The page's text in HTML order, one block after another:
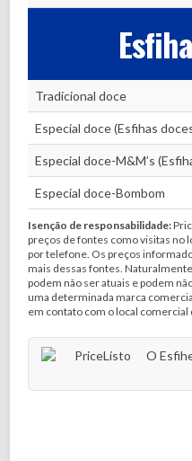
Tradicional doce
Especial doce (Esfihas
Especial doce-M&M’s
Especial doce-Bombom
Isenção de responsabilidade:
preços de fontes como visitas no
por telefone. Os preços
mais dessas fontes.
podem não ser atuais e podem
uma determinada marca
em contato com o local comercial
O